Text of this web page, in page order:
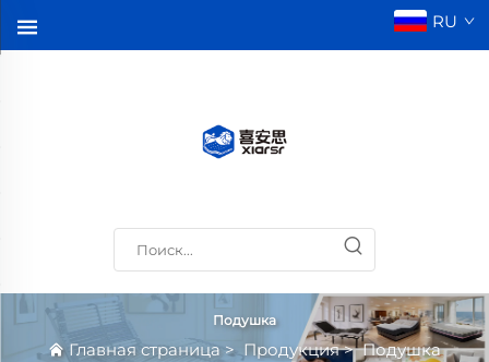
RU
Подушка
Главная страница > Продукция>Подушка